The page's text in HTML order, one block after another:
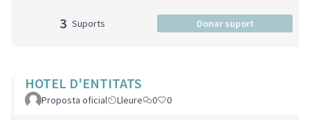
3 Suports Donar suport
HOTEL D'ENTITATS
Proposta oficial Lleure 0 0